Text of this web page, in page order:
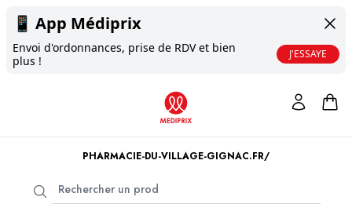
📱 App Médiprix
Envoi d'ordonnances, prise de RDV et bien
plus !
J'ESSAYE
PHARMACIE-DU-VILLAGE-GIGNAC.FR/